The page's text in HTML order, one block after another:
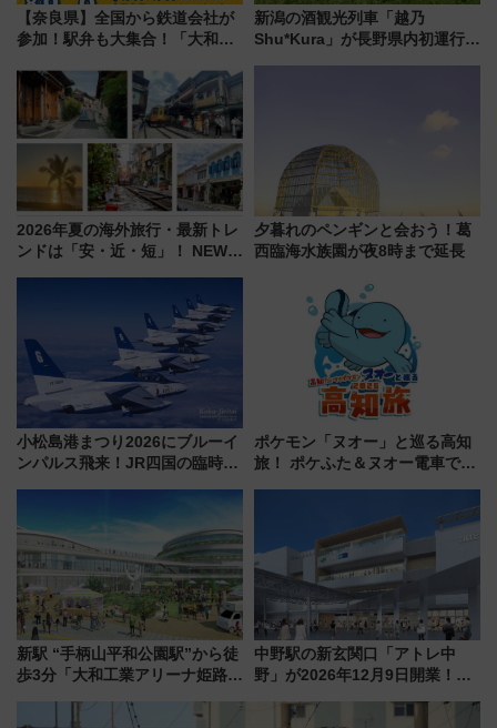
【奈良県】全国から鉄道会社が
参加！駅弁も大集合！「大和鉄
に開催決定
新潟の酒観光列車「越乃
Shu*Kura」が長野県内初運行！
2026年夏の海外旅行・最新トレ
ンドは「安・近・短」！ NEWT
夕暮れのペンギンと会おう！葛
西臨海水族園が夜8時まで延長
小松島港まつり2026にブルーイ
ンパルス飛来！JR四国の臨時ダ
ポケモン「ヌオー」と巡る高知
旅！ ポケふた＆ヌオー電車で楽
路の絶景と絶品グルメを満喫！
（7月18日スタート）
新駅 “手柄山平和公園駅”から徒
歩3分「大和工業アリーナ姫路」
大相撲巡業など 豪華イベントと
中野駅の新玄関口「アトレ中
野」が2026年12月9日開業！新
注目スポット